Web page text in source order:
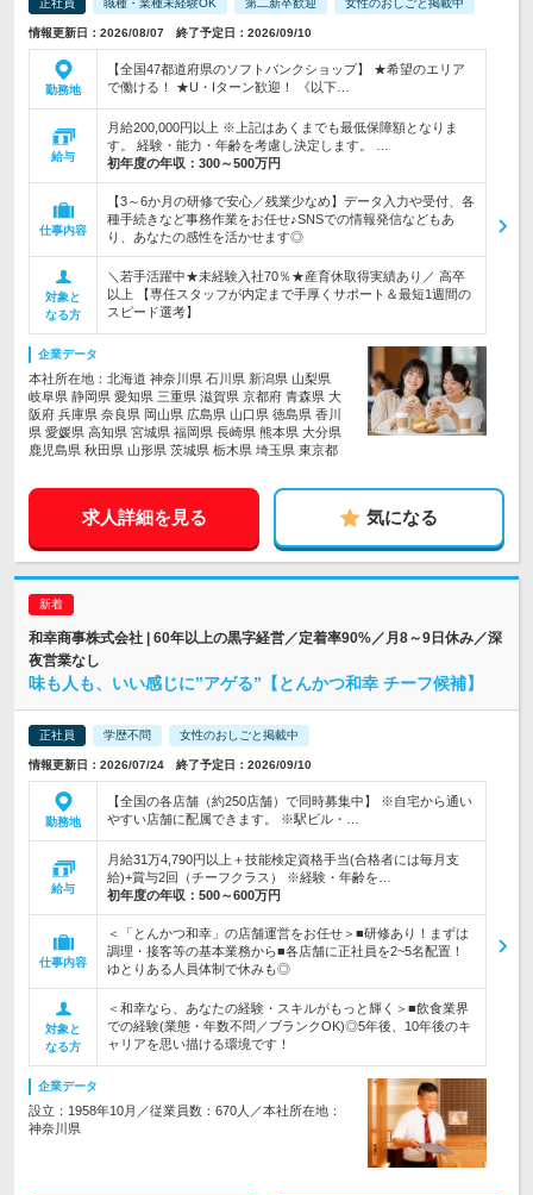
正社員 職種・業種未経験OK 第二新卒歓迎 女性のおしごと掲載中
情報更新日：2026/08/07 終了予定日：2026/09/10
勤務地
【全国47都道府県のソフトバンクショップ】 ★希望のエリア
で働ける！ ★U・Iターン歓迎！ 《以下…
給与
月給200,000円以上 ※上記はあくまでも最低保障額となりま
す。 経験・能力・年齢を考慮し決定します。 …
初年度の年収： 300～500万円
仕事内容
【3～6か月の研修で安心／残業少なめ】データ入力や受付、各
種手続きなど事務作業をお任せ♪SNSでの情報発信などもあ
り、あなたの感性を活かせます◎
対象と
なる方
＼若手活躍中★未経験入社70％★産育休取得実績あり／ 高卒
以上 【専任スタッフが内定まで手厚くサポート＆最短1週間の
スピード選考】
企業データ
本社所在地：北海道 神奈川県 石川県 新潟県 山梨県
岐阜県 静岡県 愛知県 三重県 滋賀県 京都府 青森県 大
阪府 兵庫県 奈良県 岡山県 広島県 山口県 徳島県 香川
県 愛媛県 高知県 宮城県 福岡県 長崎県 熊本県 大分県
鹿児島県 秋田県 山形県 茨城県 栃木県 埼玉県 東京都
求人詳細を見る 気になる
和幸商事株式会社 | 60年以上の黒字経営／定着率90%／月8～9日休み／深
夜営業なし
味も人も、いい感じに”アゲる”【とんかつ和幸 チーフ候補】
正社員 学歴不問 女性のおしごと掲載中
情報更新日：2026/07/24 終了予定日：2026/09/10
勤務地
【全国の各店舗（約250店舗）で同時募集中】 ※自宅から通い
やすい店舗に配属できます。 ※駅ビル・…
給与
月給31万4,790円以上＋技能検定資格手当(合格者には毎月支
給)+賞与2回（チーフクラス） ※経験・年齢を…
初年度の年収： 500～600万円
仕事内容
＜「とんかつ和幸」の店舗運営をお任せ＞■研修あり！まずは
調理・接客等の基本業務から■各店舗に正社員を2~5名配置！
ゆとりある人員体制で休みも◎
対象と
なる方
＜和幸なら、あなたの経験・スキルがもっと輝く＞■飲食業界
での経験(業態・年数不問／ブランクOK)◎5年後、10年後のキ
ャリアを思い描ける環境です！
企業データ
設立：1958年10月／従業員数：670人／本社所在地：
神奈川県